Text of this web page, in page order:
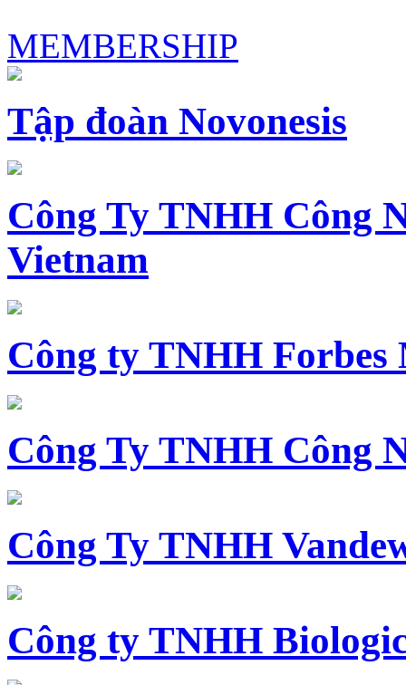
MEMBERSHIP
Tập đoàn Novonesis
Công Ty TNHH Công
Vietnam
Công ty TNHH
Công Ty TNHH Công
Công Ty TNHH
Công ty TNHH